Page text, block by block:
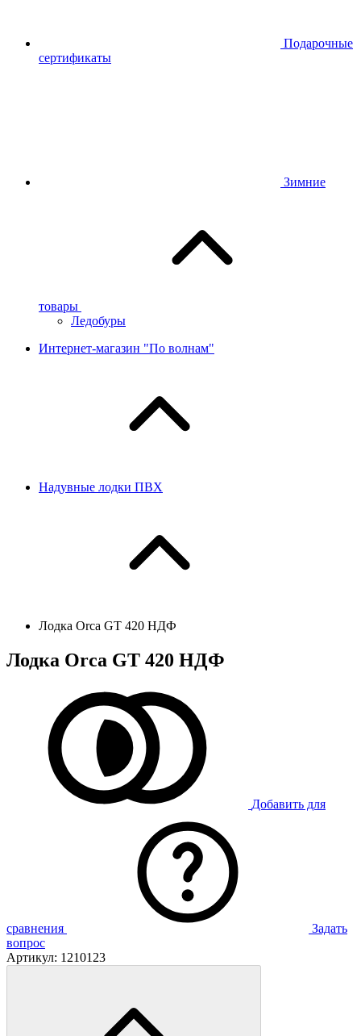
Подарочные
сертификаты
Зимние
товары
Ледобуры
Интернет-магазин "По волнам"
Надувные лодки ПВХ
Лодка Orca GT 420 НДФ
Лодка Orca GT 420 НДФ
Добавить для
сравнения
Задать
вопрос
Артикул: 1210123